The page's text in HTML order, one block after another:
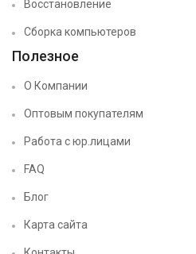
Восстановление
Сборка компьютеров
Полезное
О Компании
Оптовым покупателям
Работа с юр.лицами
FAQ
Блог
Карта сайта